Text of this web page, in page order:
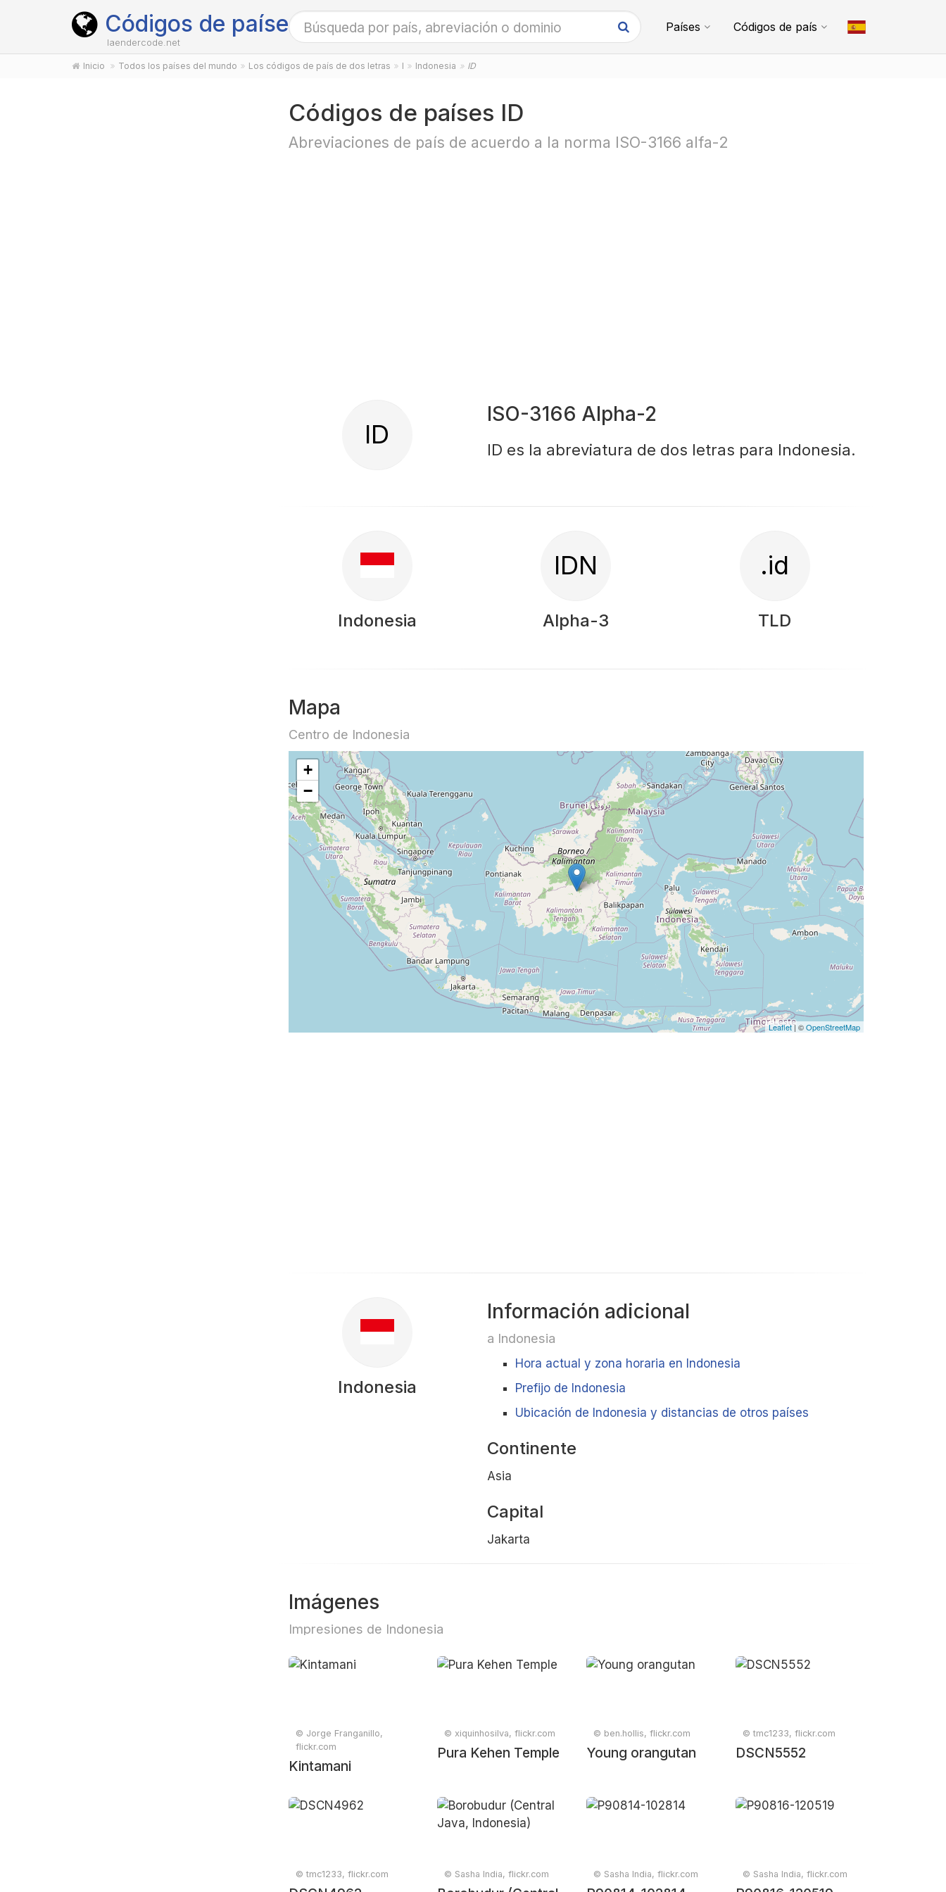
Códigos de países
laendercode.net
Países Códigos de país
Inicio Todos los países del mundo Los códigos de país de dos letras I Indonesia ID
Códigos de países ID
Abreviaciones de país de acuerdo a la norma ISO-3166 alfa-2
ID
ISO-3166 Alpha-2
ID es la abreviatura de dos letras para Indonesia.
Indonesia
IDN
Alpha-3
.id
TLD
Mapa
Centro de Indonesia
+
−
Leaflet| ©OpenStreetMap
Indonesia
Información adicional
a Indonesia
Hora actual y zona horaria en Indonesia
Prefijo de Indonesia
Ubicación de Indonesia y distancias de otros países
Continente
Asia
Capital
Jakarta
Imágenes
Impresiones de Indonesia
© Jorge Franganillo,
flickr.com
Kintamani
© xiquinhosilva, flickr.com
Pura Kehen Temple
© ben.hollis, flickr.com
Young orangutan
© tmc1233, flickr.com
DSCN5552
© tmc1233, flickr.com © Sasha India, flickr.com © Sasha India, flickr.com © Sasha India, flickr.com